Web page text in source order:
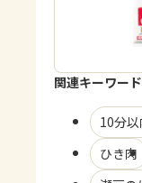
関連キーワード
10分以
ひき肉